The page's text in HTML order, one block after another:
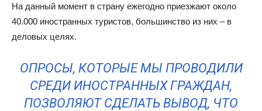
На данный момент в страну ежегодно приезжают около
40.000 иностранных туристов, большинство из них – в
деловых целях.
ОПРОСЫ, КОТОРЫЕ МЫ ПРОВОДИЛИ
СРЕДИ ИНОСТРАННЫХ ГРАЖДАН,
ПОЗВОЛЯЮТ СДЕЛАТЬ ВЫВОД, ЧТО